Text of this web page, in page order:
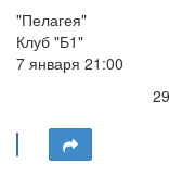
"Пелагея"
Клуб "Б1"
7 января 21:00